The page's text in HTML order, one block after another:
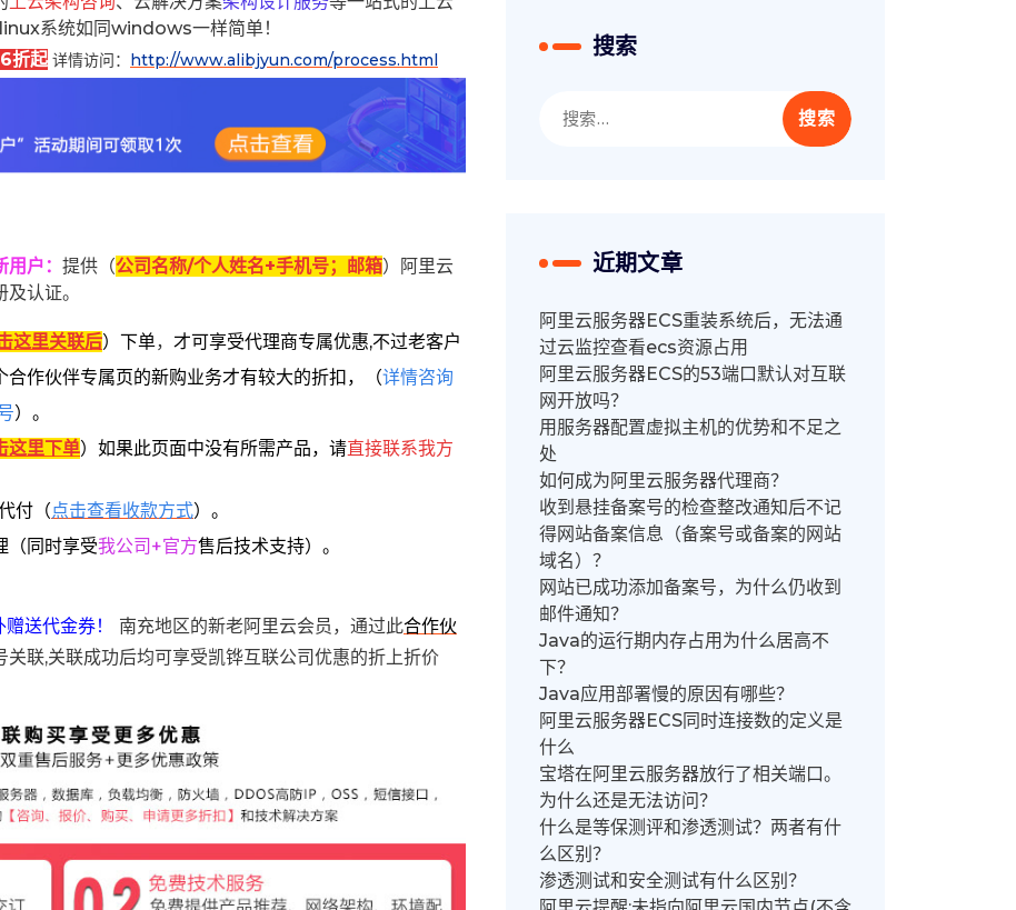
系统如同windows一样简单！
折起 详情访问： http://www.alibjyun.com/process.html
用户 ： 提供（公司名称/个人姓名+手机号；邮箱）阿里云
认证。
这里关联后） 下单， 才可享受代理商专属优惠,不过老客户
作伙伴专属页的新购业务才有较大的折扣，
（详情咨询
）。
这里下单） 如果此页面中没有所需产品，请直接联系我方
付（点击查看收款方式）。
（同时享受我公司+官方售后技术支持）。
送代金券！ 南充地区的新老阿里云会员，通过此合作伙
联,关联成功后均可享受凯铧互联公司优惠的折上折价
搜索
索：
近期文章
阿里云服务器ECS重装系统后，无法通
过云监控查看ecs资源占用
阿里云服务器ECS的53端口默认对互联
网开放吗？
用服务器配置虚拟主机的优势和不足之
处
如何成为阿里云服务器代理商？
收到悬挂备案号的检查整改通知后不记
得网站备案信息（备案号或备案的网站
域名）？
网站已成功添加备案号，为什么仍收到
邮件通知？
Java的运行期内存占用为什么居高不
下？
Java应用部署慢的原因有哪些？
阿里云服务器ECS同时连接数的定义是
什么
宝塔在阿里云服务器放行了相关端口。
为什么还是无法访问？
什么是等保测评和渗透测试？两者有什
么区别？
渗透测试和安全测试有什么区别？